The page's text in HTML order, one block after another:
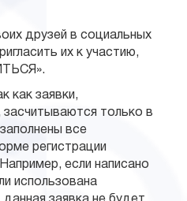
друзей в социальных
их к участию,
как заявки,
только в
все
регистрации
если написано
использована